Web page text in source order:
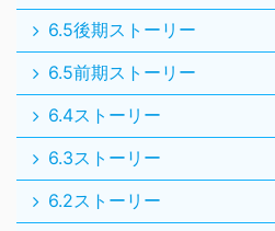
6.5後期ストーリー
6.5前期ストーリー
6.4ストーリー
6.3ストーリー
6.2ストーリー